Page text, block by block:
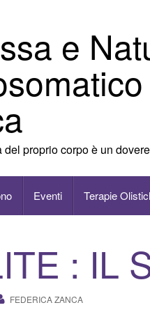
e
del proprio corpo è un dovere
Eventi Terapie
: IL
FEDERICA ZANCA